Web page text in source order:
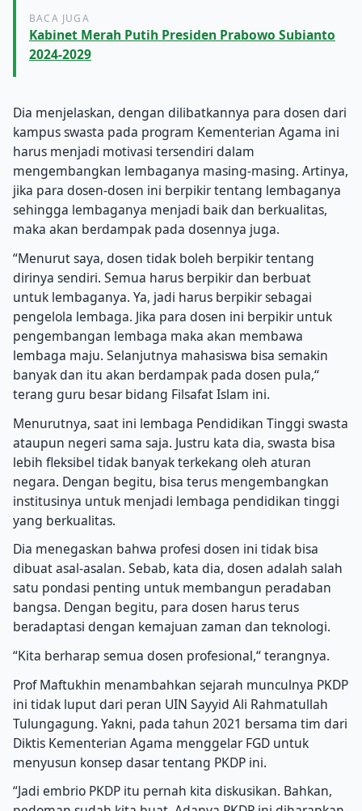
BACA JUGA
Kabinet Merah Putih Presiden Prabowo Subianto
2024-2029
Dia menjelaskan, dengan dilibatkannya para dosen dari
kampus swasta pada program Kementerian Agama ini
harus menjadi motivasi tersendiri dalam
mengembangkan lembaganya masing-masing. Artinya,
jika para dosen-dosen ini berpikir tentang lembaganya
sehingga lembaganya menjadi baik dan berkualitas,
maka akan berdampak pada dosennya juga.
“Menurut saya, dosen tidak boleh berpikir tentang
dirinya sendiri. Semua harus berpikir dan berbuat
untuk lembaganya. Ya, jadi harus berpikir sebagai
pengelola lembaga. Jika para dosen ini berpikir untuk
pengembangan lembaga maka akan membawa
lembaga maju. Selanjutnya mahasiswa bisa semakin
banyak dan itu akan berdampak pada dosen pula,‘‘
terang guru besar bidang Filsafat Islam ini.
Menurutnya, saat ini lembaga Pendidikan Tinggi swasta
ataupun negeri sama saja. Justru kata dia, swasta bisa
lebih fleksibel tidak banyak terkekang oleh aturan
negara. Dengan begitu, bisa terus mengembangkan
institusinya untuk menjadi lembaga pendidikan tinggi
yang berkualitas.
Dia menegaskan bahwa profesi dosen ini tidak bisa
dibuat asal-asalan. Sebab, kata dia, dosen adalah salah
satu pondasi penting untuk membangun peradaban
bangsa. Dengan begitu, para dosen harus terus
beradaptasi dengan kemajuan zaman dan teknologi.
“Kita berharap semua dosen profesional,“ terangnya.
Prof Maftukhin menambahkan sejarah munculnya PKDP
ini tidak luput dari peran UIN Sayyid Ali Rahmatullah
Tulungagung. Yakni, pada tahun 2021 bersama tim dari
Diktis Kementerian Agama menggelar FGD untuk
menyusun konsep dasar tentang PKDP ini.
“Jadi embrio PKDP itu pernah kita diskusikan. Bahkan,